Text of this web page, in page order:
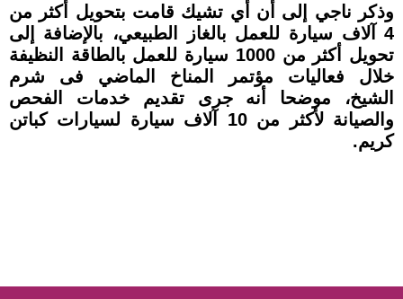
وذكر ناجي إلى أن أي تشيك قامت بتحويل أكثر من
4 آلاف سيارة للعمل بالغاز الطبيعي، بالإضافة إلى
تحويل أكثر من 1000 سيارة للعمل بالطاقة النظيفة
خلال فعاليات مؤتمر المناخ الماضي فى شرم
الشيخ، موضحا أنه جرى تقديم خدمات الفحص
والصيانة لأكثر من 10 آلاف سيارة لسيارات كباتن
كريم.